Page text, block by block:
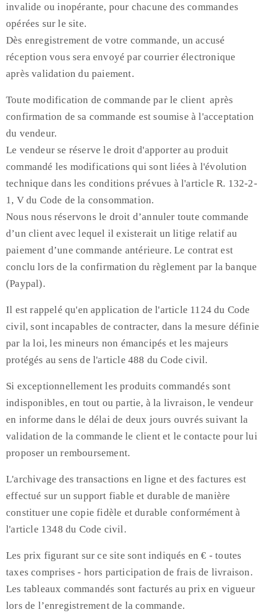
invalide ou inopérante, pour chacune des commandes
opérées sur le site.
Dès enregistrement de votre commande, un accusé
réception vous sera envoyé par courrier électronique
après validation du paiement.
Toute modification de commande par le client après
confirmation de sa commande est soumise à l'acceptation
du vendeur.
Le vendeur se réserve le droit d'apporter au produit
commandé les modifications qui sont liées à l'évolution
technique dans les conditions prévues à l'article R. 132-2-
1, V du Code de la consommation.
Nous nous réservons le droit d’annuler toute commande
d’un client avec lequel il existerait un litige relatif au
paiement d’une commande antérieure. Le contrat est
conclu lors de la confirmation du règlement par la banque
(Paypal).
Il est rappelé qu'en application de l'article 1124 du Code
civil, sont incapables de contracter, dans la mesure définie
par la loi, les mineurs non émancipés et les majeurs
protégés au sens de l'article 488 du Code civil.
Si exceptionnellement les produits commandés sont
indisponibles, en tout ou partie, à la livraison, le vendeur
en informe dans le délai de deux jours ouvrés suivant la
validation de la commande le client et le contacte pour lui
proposer un remboursement.
L'archivage des transactions en ligne et des factures est
effectué sur un support fiable et durable de manière
constituer une copie fidèle et durable conformément à
l'article 1348 du Code civil.
Les prix figurant sur ce site sont indiqués en € - toutes
taxes comprises - hors participation de frais de livraison.
Les tableaux commandés sont facturés au prix en vigueur
lors de l’enregistrement de la commande.